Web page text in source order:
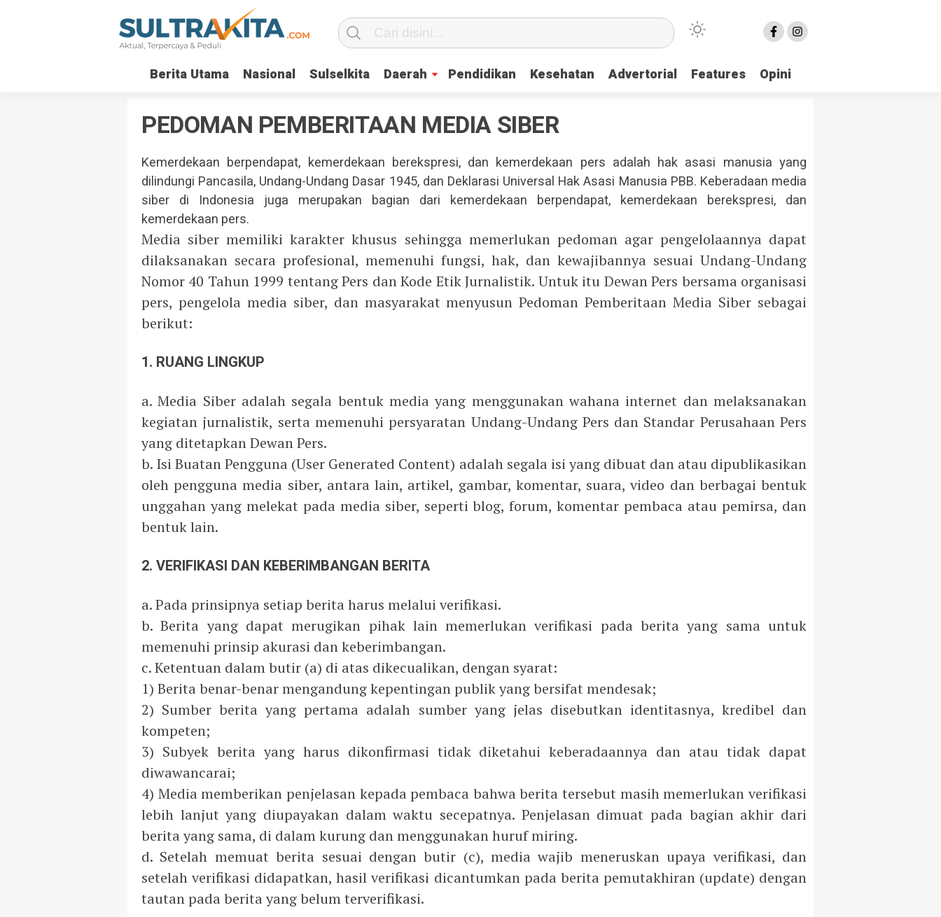
Berita Utama Nasional Sulselkita Daerah Pendidikan Kesehatan Advertorial Features Opini
PEDOMAN PEMBERITAAN MEDIA SIBER
Kemerdekaan berpendapat, kemerdekaan berekspresi, dan kemerdekaan pers adalah hak asasi manusia yang
dilindungi Pancasila, Undang-Undang Dasar 1945, dan Deklarasi Universal Hak Asasi Manusia PBB. Keberadaan media
siber di Indonesia juga merupakan bagian dari kemerdekaan berpendapat, kemerdekaan berekspresi, dan
kemerdekaan pers.
Media siber memiliki karakter khusus sehingga memerlukan pedoman agar pengelolaannya dapat
dilaksanakan secara profesional, memenuhi fungsi, hak, dan kewajibannya sesuai Undang-Undang
Nomor 40 Tahun 1999 tentang Pers dan Kode Etik Jurnalistik. Untuk itu Dewan Pers bersama organisasi
pers, pengelola media siber, dan masyarakat menyusun Pedoman Pemberitaan Media Siber sebagai
berikut:
1. RUANG LINGKUP
a. Media Siber adalah segala bentuk media yang menggunakan wahana internet dan melaksanakan
kegiatan jurnalistik, serta memenuhi persyaratan Undang-Undang Pers dan Standar Perusahaan Pers
yang ditetapkan Dewan Pers.
b. Isi Buatan Pengguna (User Generated Content) adalah segala isi yang dibuat dan atau dipublikasikan
oleh pengguna media siber, antara lain, artikel, gambar, komentar, suara, video dan berbagai bentuk
unggahan yang melekat pada media siber, seperti blog, forum, komentar pembaca atau pemirsa, dan
bentuk lain.
2. VERIFIKASI DAN KEBERIMBANGAN BERITA
a. Pada prinsipnya setiap berita harus melalui verifikasi.
b. Berita yang dapat merugikan pihak lain memerlukan verifikasi pada berita yang sama untuk
memenuhi prinsip akurasi dan keberimbangan.
c. Ketentuan dalam butir (a) di atas dikecualikan, dengan syarat:
1) Berita benar-benar mengandung kepentingan publik yang bersifat mendesak;
2) Sumber berita yang pertama adalah sumber yang jelas disebutkan identitasnya, kredibel dan
kompeten;
3) Subyek berita yang harus dikonfirmasi tidak diketahui keberadaannya dan atau tidak dapat
diwawancarai;
4) Media memberikan penjelasan kepada pembaca bahwa berita tersebut masih memerlukan verifikasi
lebih lanjut yang diupayakan dalam waktu secepatnya. Penjelasan dimuat pada bagian akhir dari
berita yang sama, di dalam kurung dan menggunakan huruf miring.
d. Setelah memuat berita sesuai dengan butir (c), media wajib meneruskan upaya verifikasi, dan
setelah verifikasi didapatkan, hasil verifikasi dicantumkan pada berita pemutakhiran (update) dengan
tautan pada berita yang belum terverifikasi.